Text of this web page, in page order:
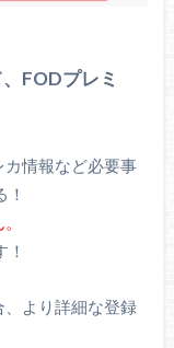
FODプレミ
情報など必要事
より詳細な登録